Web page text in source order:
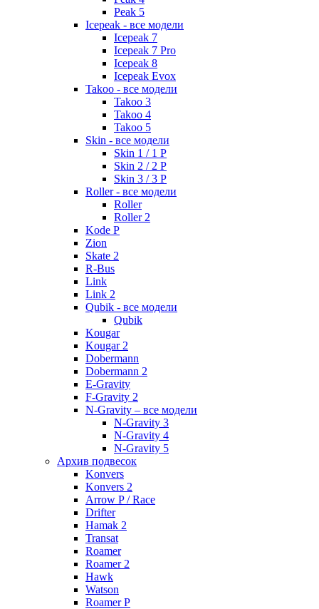
Peak 5
Icepeak - все модели
Icepeak 7
Icepeak 7 Pro
Icepeak 8
Icepeak Evox
Takoo - все модели
Takoo 3
Takoo 4
Takoo 5
Skin - все модели
Skin 1 / 1 P
Skin 2 / 2 P
Skin 3 / 3 P
Roller - все модели
Roller
Roller 2
Kode P
Zion
Skate 2
R-Bus
Link
Link 2
Qubik - все модели
Qubik
Kougar
Kougar 2
Dobermann
Dobermann 2
E-Gravity
F-Gravity 2
N-Gravity – все модели
N-Gravity 3
N-Gravity 4
N-Gravity 5
Архив подвесок
Konvers
Konvers 2
Arrow P / Race
Drifter
Hamak 2
Transat
Roamer
Roamer 2
Hawk
Watson
Roamer P